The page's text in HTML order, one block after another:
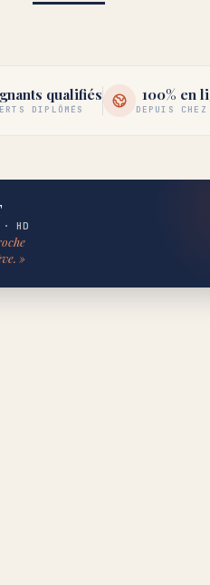
qualifiés
DIPLÔMÉS
100% en
DEPUIS CHEZ
· HD
»